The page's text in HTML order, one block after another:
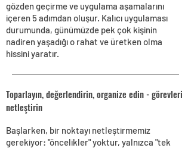
gözden geçirme ve uygulama aşamalarını
içeren 5 adımdan oluşur. Kalıcı uygulaması
durumunda, günümüzde pek çok kişinin
nadiren yaşadığı o rahat ve üretken olma
hissini yaratır.
Toparlayın, değerlendirin, organize edin - görevleri
netleştirin
Başlarken, bir noktayı netleştirmemiz
gerekiyor: "öncelikler" yoktur, yalnızca "tek